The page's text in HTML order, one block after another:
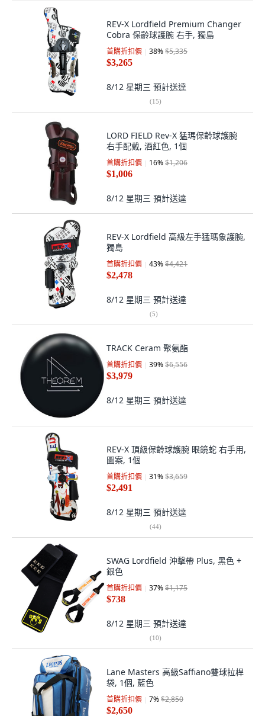
REV-X Lordfield Premium Changer
Cobra 保齡球護腕 右手, 獨島
首購折扣價 38%$5,335
$3,265
8/12 星期三 預計送達
(15)
LORD FIELD Rev-X 猛瑪保齡球護腕
右手配戴, 酒紅色, 1個
首購折扣價 16%$1,206
$1,006
8/12 星期三 預計送達
REV-X Lordfield 高級左手猛瑪象護腕,
獨島
首購折扣價 43%$4,421
$2,478
8/12 星期三 預計送達
(5)
TRACK Ceram 聚氨酯
首購折扣價 39%$6,556
$3,979
8/12 星期三 預計送達
REV-X 頂級保齡球護腕 眼鏡蛇 右手用,
圖案, 1個
首購折扣價 31%$3,659
$2,491
8/12 星期三 預計送達
(44)
SWAG Lordfield 沖擊帶 Plus, 黑色 +
銀色
首購折扣價 37%$1,175
$738
8/12 星期三 預計送達
(10)
Lane Masters 高級Saffiano雙球拉桿
袋, 1個, 藍色
首購折扣價 7%$2,850
$2,650